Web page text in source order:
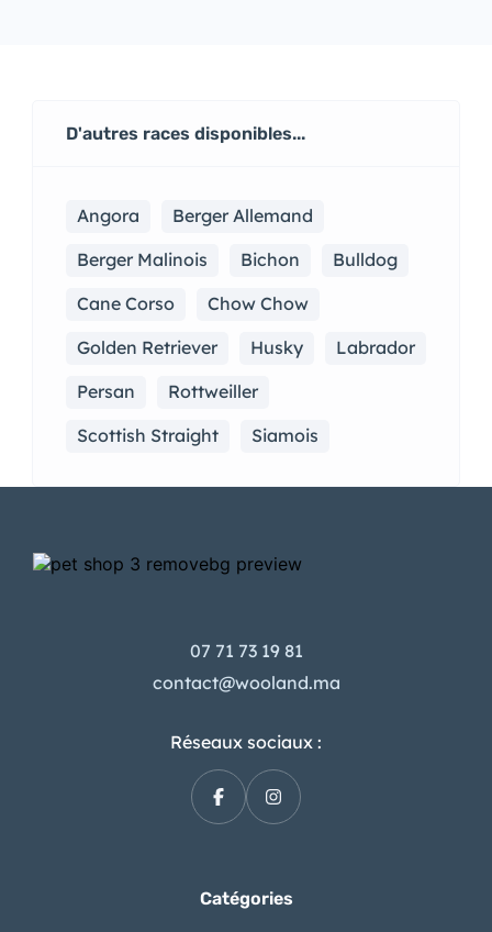
D'autres races disponibles...
Angora
Berger Allemand
Berger Malinois
Bichon
Bulldog
Cane Corso
Chow Chow
Golden Retriever
Husky
Labrador
Persan
Rottweiller
Scottish Straight
Siamois
07 71 73 19 81
contact@wooland.ma
Réseaux sociaux :
Catégories